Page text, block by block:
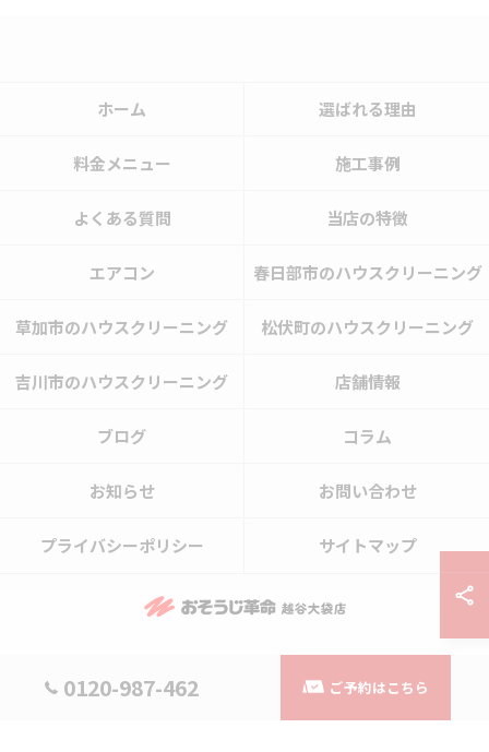
0120-987-462 ご予約はこちら
ホーム 選ばれる理由
料金メニュー 施工事例
よくある質問 当店の特徴
エアコン 春日部市のハウスクリーニング
草加市のハウスクリーニング 松伏町のハウスクリーニング
吉川市のハウスクリーニング 店舗情報
ブログ コラム
お知らせ お問い合わせ
プライバシーポリシー サイトマップ
© 2026 埼玉県越谷市のハウスクリーニングならおそうじ革命越谷大袋店 ALL
RIGHTS RESERVED.